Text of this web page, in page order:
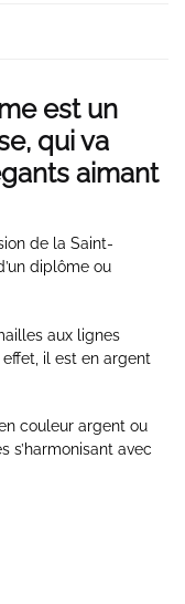
est un
qui va
aimant
de la Saint-
diplôme ou
aux lignes
effet, il est en argent
couleur argent ou
s’harmonisant avec